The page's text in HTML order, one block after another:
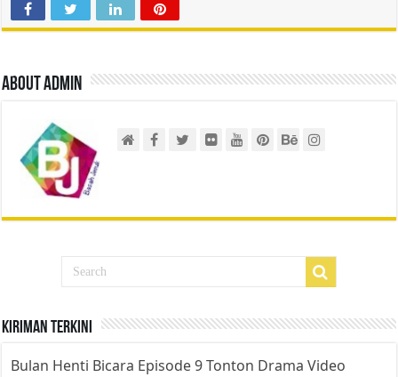
About admin
Kiriman Terkini
Bulan Henti Bicara Episode 9 Tonton Drama Video